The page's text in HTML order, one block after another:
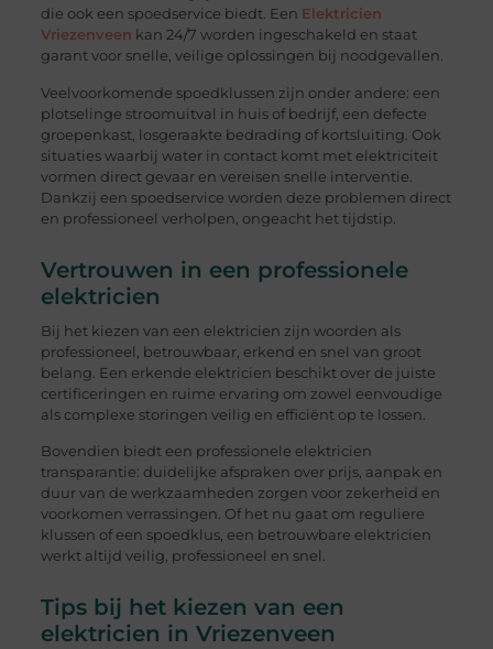
die ook een spoedservice biedt. Een Elektricien
Vriezenveen kan 24/7 worden ingeschakeld en staat
garant voor snelle, veilige oplossingen bij noodgevallen.
Veelvoorkomende spoedklussen zijn onder andere: een
plotselinge stroomuitval in huis of bedrijf, een defecte
groepenkast, losgeraakte bedrading of kortsluiting. Ook
situaties waarbij water in contact komt met elektriciteit
vormen direct gevaar en vereisen snelle interventie.
Dankzij een spoedservice worden deze problemen direct
en professioneel verholpen, ongeacht het tijdstip.
Vertrouwen in een professionele
elektricien
Bij het kiezen van een elektricien zijn woorden als
professioneel, betrouwbaar, erkend en snel van groot
belang. Een erkende elektricien beschikt over de juiste
certificeringen en ruime ervaring om zowel eenvoudige
als complexe storingen veilig en efficiënt op te lossen.
Bovendien biedt een professionele elektricien
transparantie: duidelijke afspraken over prijs, aanpak en
duur van de werkzaamheden zorgen voor zekerheid en
voorkomen verrassingen. Of het nu gaat om reguliere
klussen of een spoedklus, een betrouwbare elektricien
werkt altijd veilig, professioneel en snel.
Tips bij het kiezen van een
elektricien in Vriezenveen